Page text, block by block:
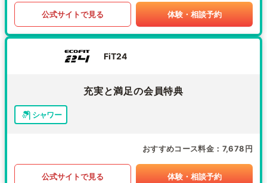
公式サイトで見る 体験・相談予約
FiT24
充実と満足の会員特典
シャワー
おすすめコース料金 7,678円
公式サイトで見る 体験・相談予約